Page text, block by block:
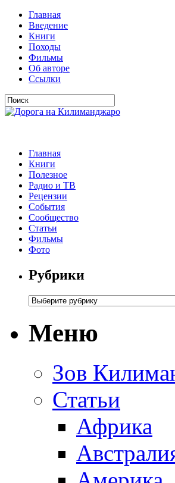
Главная
Введение
Книги
Походы
Фильмы
Об авторе
Ссылки
Главная
Книги
Полезное
Радио и ТВ
Рецензии
События
Сообщество
Статьи
Фильмы
Фото
Рубрики
Меню
Зов
Статьи
Африка